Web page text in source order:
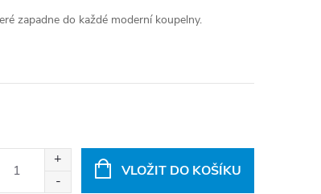
zapadne do každé moderní koupelny.
VLOŽIT DO KOŠÍKU